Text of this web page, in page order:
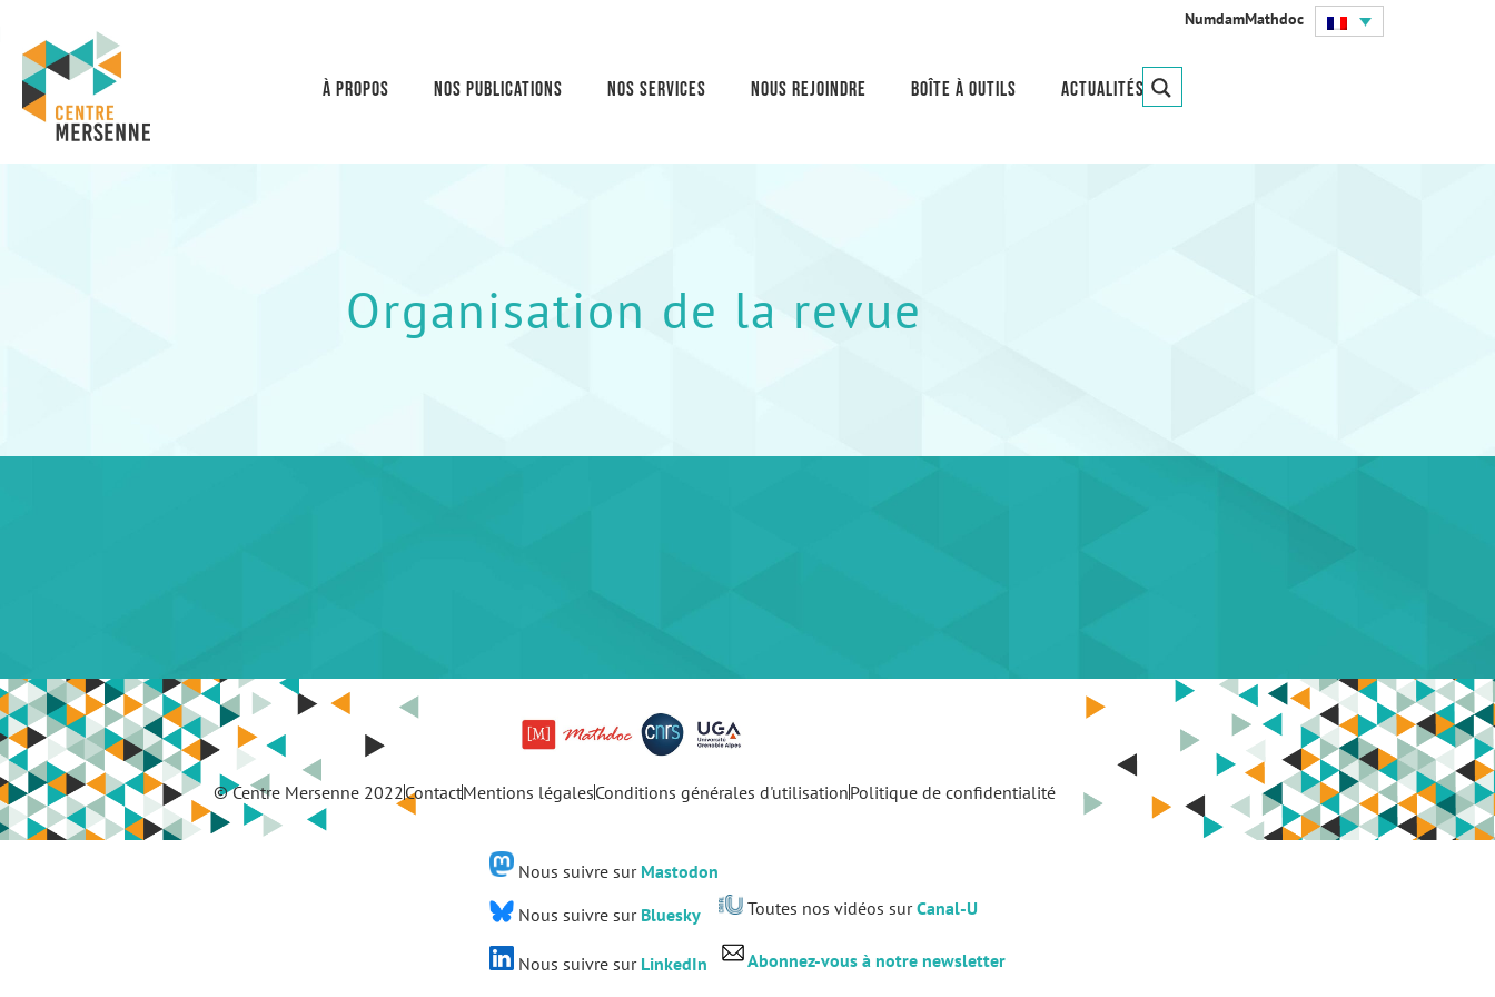
NumdamMathdoc
À propos Nos publications Nos services Nous rejoindre Boîte à outils Actualités
Organisation de la revue
© Centre Mersenne 2022ContactMentions légalesConditions générales d'utilisationPolitique de confidentialité
Nous suivre sur Mastodon
Nous suivre sur Bluesky
Nous suivre sur LinkedIn
Toutes nos vidéos surCanal-U
Abonnez-vous à notre newsletter